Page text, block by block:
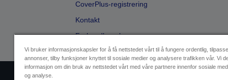
CoverPlus-registrering
Kontakt
Forhandlersøk
Vi bruker informasjonskapsler for å få nettstedet vårt til å fungere ordentlig,
annonser, tilby funksjoner knyttet til sosiale medier og analysere trafikken vår. Vi
informasjon om din bruk av nettstedet vårt med våre partnere innenfor sosiale
og analyse.